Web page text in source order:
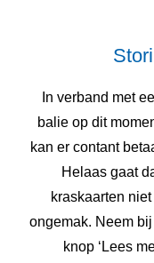
In verband met
balie op dit
kan er contant
Helaas gaat
kraskaarten
ongemak. Neem
knop ‘Lees